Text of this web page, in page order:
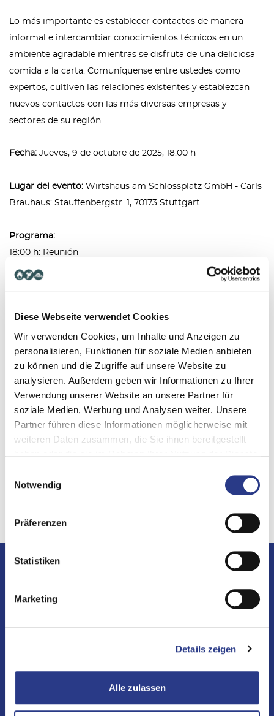
Diese Webseite verwendet Cookies
Wir verwenden Cookies, um Inhalte und Anzeigen zu
personalisieren, Funktionen für soziale Medien anbieten
zu können und die Zugriffe auf unsere Website zu
analysieren. Außerdem geben wir Informationen zu Ihrer
Verwendung unserer Website an unsere Partner für
soziale Medien, Werbung und Analysen weiter. Unsere
Partner führen diese Informationen möglicherweise mit
weiteren Daten zusammen, die Sie ihnen bereitgestellt
Notwendig
Präferenzen
Statistiken
Marketing
Details zeigen
Alle zulassen
Lo más importante es establecer contactos de manera
informal e intercambiar conocimientos técnicos en un
ambiente agradable mientras se disfruta de una deliciosa
comida a la carta. Comuníquense entre ustedes como
expertos, cultiven las relaciones existentes y establezcan
nuevos contactos con las más diversas empresas y
sectores de su región.
Fecha: Jueves, 9 de octubre de 2025, 18:00 h
Lugar del evento: Wirtshaus am Schlossplatz GmbH - Carls
Brauhaus: Stauffenbergstr. 1, 70173 Stuttgart
Programa:
18:00 h: Reunión
18:30 h: Bienvenida por parte de los organizadores
Inscripciones hasta el 4 de octubre de 2025 en:
Controllit AG: events@controll-it.de
BCM Academy GmbH: events@bcmacademy.de
Teléfono el día del evento:
+49 152 216 691 02